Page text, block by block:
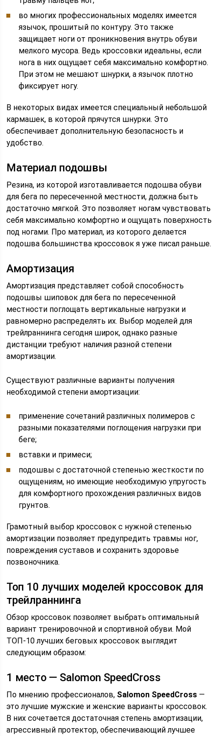
во многих профессиональных моделях имеется
язычок, прошитый по контуру. Это также
защищает ноги от проникновения внутрь обуви
мелкого мусора. Ведь кроссовки идеальны, если
нога в них ощущает себя максимально комфортно.
При этом не мешают шнурки, а язычок плотно
фиксирует ногу.
В некоторых видах имеется специальный небольшой
кармашек, в которой прячутся шнурки. Это
обеспечивает дополнительную безопасность и
удобство.
Материал подошвы
Резина, из которой изготавливается подошва обуви
для бега по пересеченной местности, должна быть
достаточно мягкой. Это позволяет ногам чувствовать
себя максимально комфортно и ощущать поверхность
под ногами. Про материал, из которого делается
подошва большинства кроссовок я уже писал раньше.
Амортизация
Амортизация представляет собой способность
подошвы шиповок для бега по пересеченной
местности поглощать вертикальные нагрузки и
равномерно распределять их. Выбор моделей для
трейлраннинга сегодня широк, однако разные
дистанции требуют наличия разной степени
амортизации.
Существуют различные варианты получения
необходимой степени амортизации:
применение сочетаний различных полимеров с
разными показателями поглощения нагрузки при
беге;
вставки и примеси;
подошвы с достаточной степенью жесткости по
ощущениям, но имеющие необходимую упругость
для комфортного прохождения различных видов
грунтов.
Грамотный выбор кроссовок с нужной степенью
амортизации позволяет предупредить травмы ног,
повреждения суставов и сохранить здоровье
позвоночника.
Топ 10 лучших моделей кроссовок для
трейлраннинга
Обзор кроссовок позволяет выбрать оптимальный
вариант тренировочной и спортивной обуви. Мой
ТОП-10 лучших беговых кроссовок выглядит
следующим образом:
1 место — Salomon SpeedCross
По мнению профессионалов, Salomon SpeedCross —
это лучшие мужские и женские варианты кроссовок.
В них сочетается достаточная степень амортизации,
агрессивный протектор, обеспечивающий лучшее